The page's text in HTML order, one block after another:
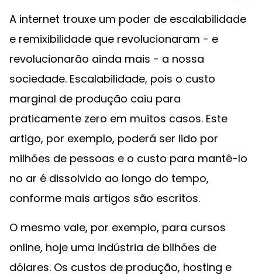
A internet trouxe um poder de escalabilidade
e remixibilidade que revolucionaram - e
revolucionarão ainda mais - a nossa
sociedade. Escalabilidade, pois o custo
marginal de produção caiu para
praticamente zero em muitos casos. Este
artigo, por exemplo, poderá ser lido por
milhões de pessoas e o custo para mantê-lo
no ar é dissolvido ao longo do tempo,
conforme mais artigos são escritos.
O mesmo vale, por exemplo, para cursos
online, hoje uma indústria de bilhões de
dólares. Os custos de produção, hosting e